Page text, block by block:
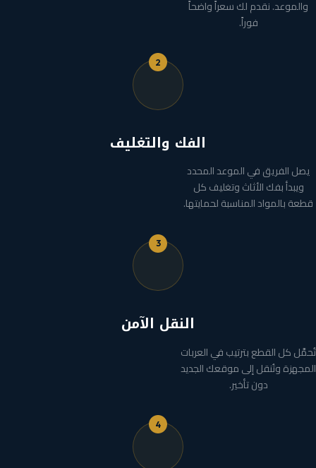
والموعد. نقدم لك سعراً واضحاً
فوراً.
2
الفك والتغليف
يصل الفريق في الموعد المحدد
ويبدأ بفك الأثاث وتغليف كل
قطعة بالمواد المناسبة لحمايتها.
3
النقل الآمن
تُحمَّل كل القطع بترتيب في العربات
المجهزة وتُنقل إلى موقعك الجديد
دون تأخير.
4